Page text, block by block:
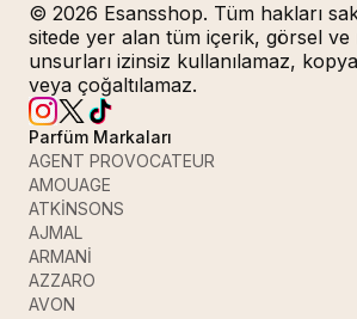
© 2026 Esansshop. Tüm hakları
sitede yer alan tüm içerik, görsel ve
unsurları izinsiz kullanılamaz,
veya çoğaltılamaz.
Parfüm Markaları
AGENT PROVOCATEUR
AMOUAGE
ATKİNSONS
AJMAL
ARMANİ
AZZARO
AVON